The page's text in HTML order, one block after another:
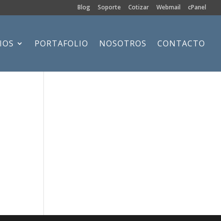
Blog Soporte Cotizar Webmail cPanel
PORTAFOLIO NOSOTROS CONTACTO